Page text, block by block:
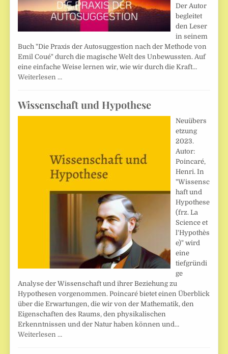
Der Autor
begleitet
den Leser
in seinem
Buch "Die Praxis der Autosuggestion nach der Methode von
Emil Coué" durch die magische Welt des Unbewussten. Auf
eine einfache Weise lernen wir, wie wir durch die Kraft…
Weiterlesen …
Wissenschaft und Hypothese
Neuübers
etzung
2023.
Autor:
Poincaré,
Henri. In
"Wissensc
haft und
Hypothese
(frz. La
Science et
l'Hypothès
e)" wird
eine
tiefgründi
ge
Analyse der Wissenschaft und ihrer Beziehung zu
Hypothesen vorgenommen. Poincaré bietet einen Überblick
über die Erwartungen, die wir von der Mathematik, den
Eigenschaften des Raums, den physikalischen
Erkenntnissen und der Natur haben können und…
Weiterlesen …